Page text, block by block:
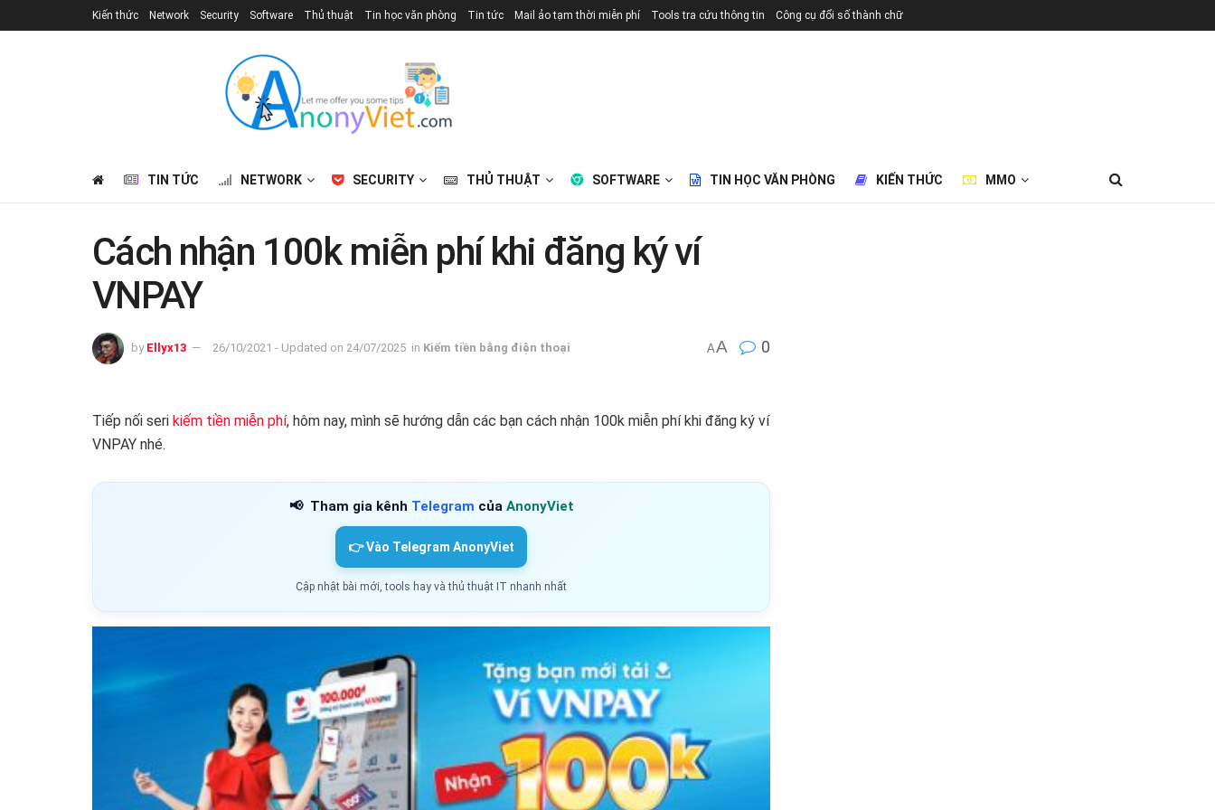
Kiến thức Network Security Software Thủ thuật Tin học văn phòng Tin tức Mail ảo tạm thời miễn phí Tools tra cứu thông tin Công cụ đổi số thành chữ
TIN TỨC NETWORK SECURITY THỦ THUẬT SOFTWARE TIN HỌC VĂN PHÒNG KIẾN THỨC MMO
Cách nhận 100k miễn phí khi đăng ký ví
VNPAY
by Ellyx13 26/10/2021 - Updated on 24/07/2025 in Kiếm tiền bằng điện thoại AA 0
Tiếp nối seri kiếm tiền miễn phí, hôm nay, mình sẽ hướng dẫn các bạn cách nhận 100k miễn phí khi đăng ký ví
VNPAY nhé.
📢 Tham gia kênh Telegram của AnonyViet
👉 Vào Telegram AnonyViet
Cập nhật bài mới, tools hay và thủ thuật IT nhanh nhất